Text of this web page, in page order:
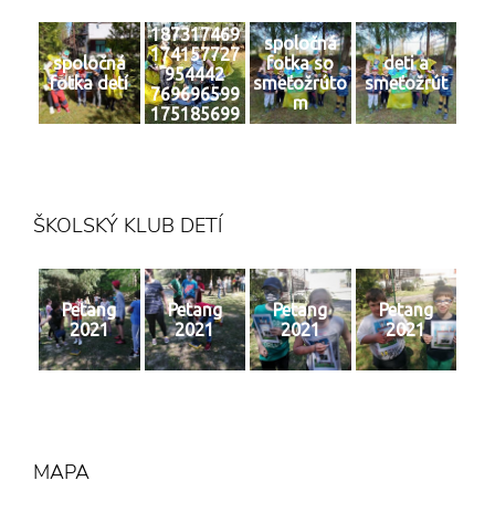
spoločná
fotka detí
187317469
174157727
954442
769696599
175185699
spoločná
fotka so
smeťožrúto
m
deti a
smeťožrút
ŠKOLSKÝ KLUB DETÍ
Petang
2021
Petang
2021
Petang
2021
Petang
2021
MAPA